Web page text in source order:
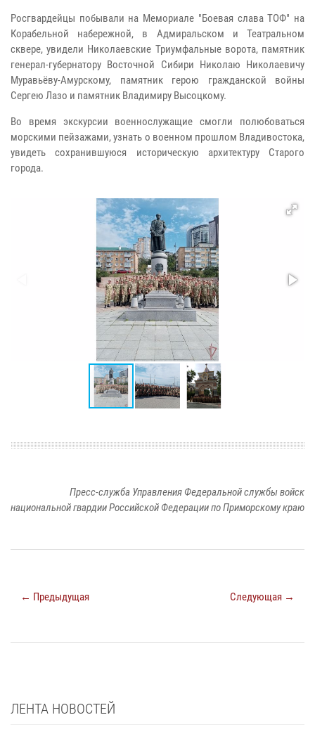
Росгвардейцы побывали на Мемориале "Боевая слава ТОФ" на
Корабельной набережной, в Адмиральском и Театральном
сквере, увидели Николаевские Триумфальные ворота, памятник
генерал-губернатору Восточной Сибири Николаю Николаевичу
Муравьёву-Амурскому, памятник герою гражданской войны
Сергею Лазо и памятник Владимиру Высоцкому.
Во время экскурсии военнослужащие смогли полюбоваться
морскими пейзажами, узнать о военном прошлом Владивостока,
увидеть сохранившуюся историческую архитектуру Старого
города.
Пресс-служба Управления Федеральной службы войск
национальной гвардии Российской Федерации по Приморскому краю
← Предыдущая Следующая →
ЛЕНТА НОВОСТЕЙ